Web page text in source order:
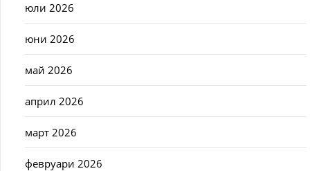
юли 2026
юни 2026
май 2026
април 2026
март 2026
февруари 2026